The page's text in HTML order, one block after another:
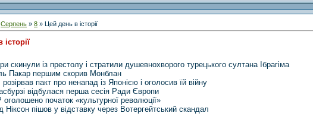
Серпень » 8 » Цей день в історії
скинули із престолу і стратили душевнохворого турецького султана Ібрагіма
Пакар першим скорив Монблан
пакт про ненапад із Японією і оголосив їй війну
відбулася перша сесія Ради Європи
початок «культурної революції»
пішов у відставку через Вотергейтський скандал